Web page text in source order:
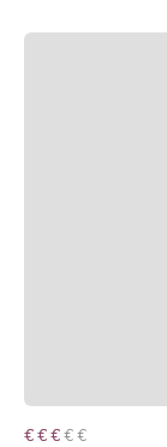
€ € € € €
€ € €